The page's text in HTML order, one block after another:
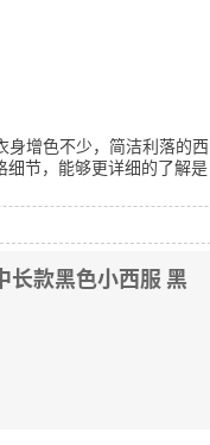
身增色不少，简洁利落的西
细节，能够更详细的了解是
款黑色小西服 黑